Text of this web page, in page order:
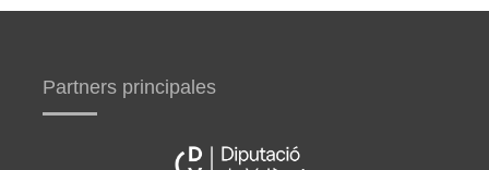
Partners principales